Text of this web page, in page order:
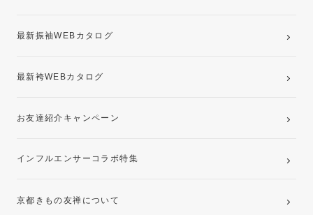
最新振袖WEBカタログ
最新袴WEBカタログ
お友達紹介キャンペーン
インフルエンサーコラボ特集
京都きもの友禅について